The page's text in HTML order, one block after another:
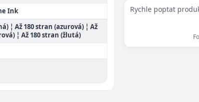
Ink
¦ Až 180 stran (azurová) ¦ Až
¦ Až 180 stran (žlutá)
Rychle poptat